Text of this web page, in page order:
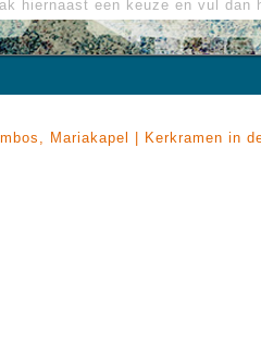
Mariakapel | Kerkramen in